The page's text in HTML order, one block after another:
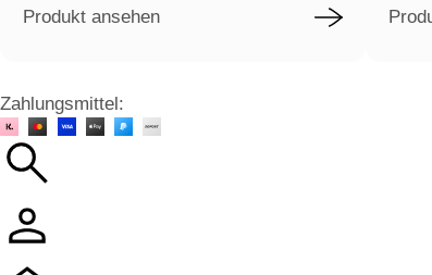
Produkt ansehen
Zahlungsmittel: